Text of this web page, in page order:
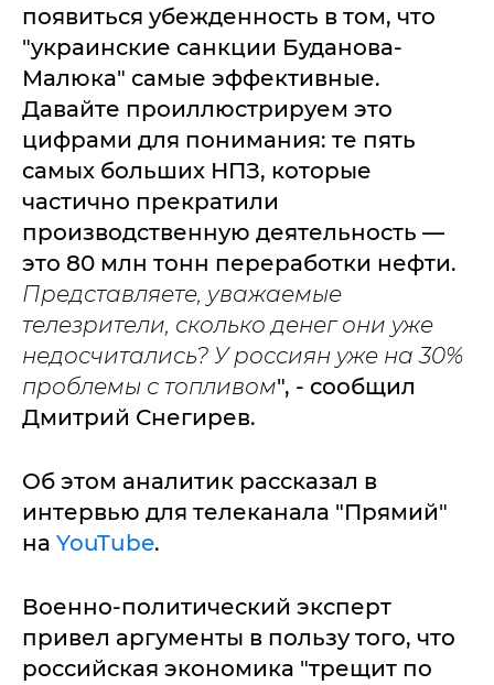
появиться убежденность в том, что
"украинские санкции Буданова-
Малюка" самые эффективные.
Давайте проиллюстрируем это
цифрами для понимания: те пять
самых больших НПЗ, которые
частично прекратили
производственную деятельность —
это 80 млн тонн переработки нефти.
Представляете, уважаемые
телезрители, сколько денег они уже
недосчитались? У россиян уже на 30%
проблемы с топливом", - сообщил
Дмитрий Снегирев.
Об этом аналитик рассказал в
интервью для телеканала "Прямий"
на YouTube.
Военно-политический эксперт
привел аргументы в пользу того, что
российская экономика "трещит по